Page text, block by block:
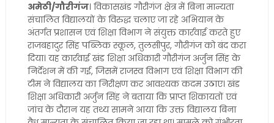
अमेठी/गौरीगंज। विकासखंड गौरीगंज क्षेत्र में बिना मान्यता
संचालित विद्यालयों के विरुद्ध चलाए जा रहे अभियान के
अंतर्गत प्रशासन एवं शिक्षा विभाग ने संयुक्त कार्रवाई करते हुए
राजबहादुर सिंह पब्लिक स्कूल, तुलसीपुर, गौरीगंज को बंद करा
दिया। यह कार्रवाई खंड शिक्षा अधिकारी गौरीगंज अर्जुन सिंह के
निर्देशन में की गई, जिसमें राजस्व विभाग एवं शिक्षा विभाग की
टीम ने विद्यालय का निरीक्षण कर आवश्यक कदम उठाए। खंड
शिक्षा अधिकारी अर्जुन सिंह ने बताया कि प्राप्त शिकायतों एवं
जांच के दौरान यह तथ्य सामने आया कि उक्त विद्यालय बिना